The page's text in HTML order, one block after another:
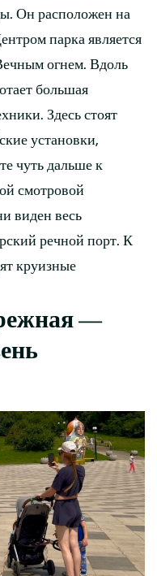
Он расположен на
парка является
огнем. Вдоль
большая
Здесь стоят
установки,
чуть дальше к
смотровой
виден весь
речной порт. К
круизные
—